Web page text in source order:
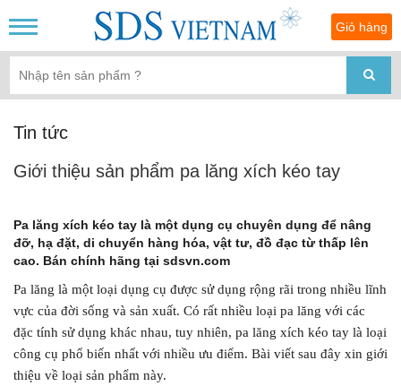
Giỏ hàng
Tin tức
Giới thiệu sản phẩm pa lăng xích kéo tay
Pa lăng xích kéo tay là một dụng cụ chuyên dụng để nâng
đỡ, hạ đặt, di chuyển hàng hóa, vật tư, đồ đạc từ thấp lên
cao. Bán chính hãng tại sdsvn.com
Pa lăng là một loại dụng cụ được sử dụng rộng rãi trong nhiều lĩnh
vực của đời sống và sản xuất. Có rất nhiều loại pa lăng với các
đặc tính sử dụng khác nhau, tuy nhiên, pa lăng xích kéo tay là loại
công cụ phổ biến nhất với nhiều ưu điểm. Bài viết sau đây xin giới
thiệu về loại sản phẩm này.